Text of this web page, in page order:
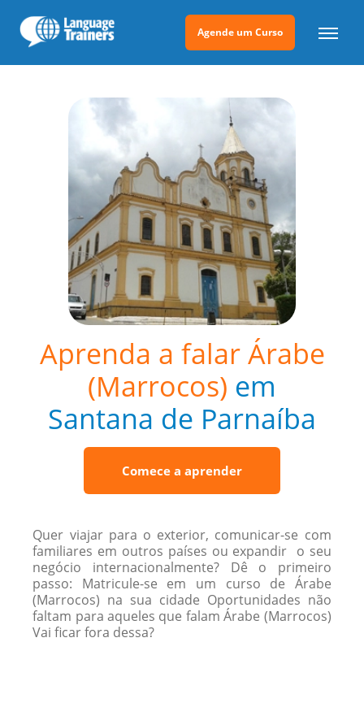
Agende um Curso
Aprenda a falar Árabe
(Marrocos) em
Santana de Parnaíba
Comece a aprender
Quer viajar para o exterior, comunicar-se com
familiares em outros países ou expandir o seu
negócio internacionalmente? Dê o primeiro
passo: Matricule-se em um curso de Árabe
(Marrocos) na sua cidade Oportunidades não
faltam para aqueles que falam Árabe (Marrocos)
Vai ficar fora dessa?